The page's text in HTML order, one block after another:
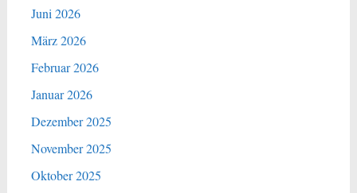
Juni 2026
März 2026
Februar 2026
Januar 2026
Dezember 2025
November 2025
Oktober 2025